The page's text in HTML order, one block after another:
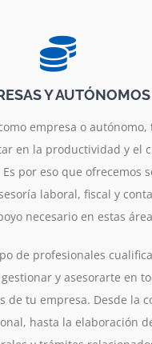
Y AUTÓNOMOS
empresa o
en la productividad y el
por eso que ofrecemos
laboral, fiscal y
necesario en estas
de profesionales
y asesorarte en
de tu empresa. Desde la
hasta la elaboración